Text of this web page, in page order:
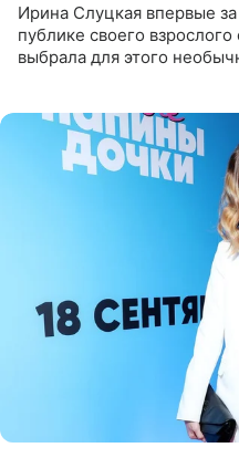
Ирина Слуцкая впервые
публике своего
выбрала для этого